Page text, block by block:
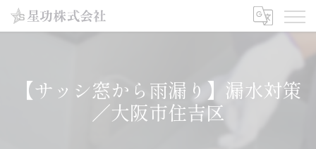
【サッシ窓から雨漏り】漏水対策
／大阪市住吉区